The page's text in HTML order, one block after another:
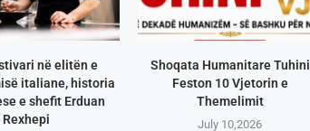
në elitën e
italiane, historia
e shefit Erduan
Rexhepi
Shoqata Humanitare Tuhini
Feston 10 Vjetorin e
Themelimit
July 10,2026